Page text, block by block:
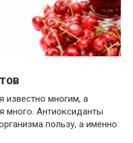
известно многим, а
много. Антиоксиданты
пользу, а именно: